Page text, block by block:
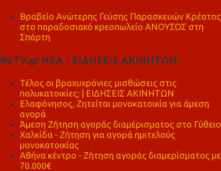
Βραβείο Ανώτερης Γεύσης Παρασκευών Κρέατος
στο παραδοσιακό κρεοπωλείο ΑΝΟΥΣΟΣ στη
Σπάρτη
RETV.gr ΝΕΑ - ΕΙΔΗΣΕΙΣ ΑΚΙΝΗΤΩΝ
Τέλος οι βραχυχρόνιες μισθώσεις στις
πολυκατοικίες; | ΕΙΔΗΣΕΙΣ ΑΚΙΝΗΤΩΝ
Ελαφόνησος, Ζητείται μονοκατοικία για άμεση
αγορά
Άμεση Ζήτηση αγοράς διαμέρισματος στο Γύθειο
Χαλκίδα - Ζήτηση για αγορά ημιτελούς
μονοκατοικίας
Αθήνα κέντρο - Ζήτηση αγοράς διαμερίσματος με
70.000€